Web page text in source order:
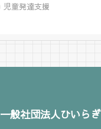
児童発達支援
一般社団法人ひいらぎ